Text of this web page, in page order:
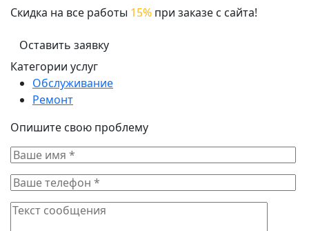
Скидка на все работы 15% при заказе с сайта!
Оставить заявку
Категории услуг
Обслуживание
Ремонт
Опишите свою проблему